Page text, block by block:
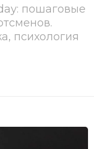
пошаговые
психология